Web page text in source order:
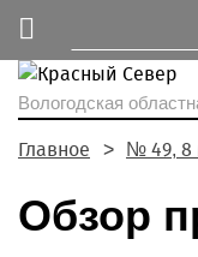
Вологодская
Главное № 49, 8
Обзор